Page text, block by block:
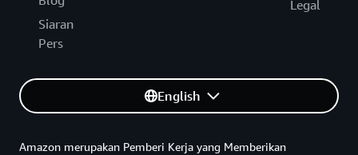
Siaran
Pers
Legal
English
Amazon merupakan Pemberi Kerja yang Memberikan